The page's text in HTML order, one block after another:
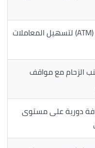
ماكينات صرف آلي (ATM) لتسهيل المعاملات
الزحام مع مواقف
دورية على مستوى